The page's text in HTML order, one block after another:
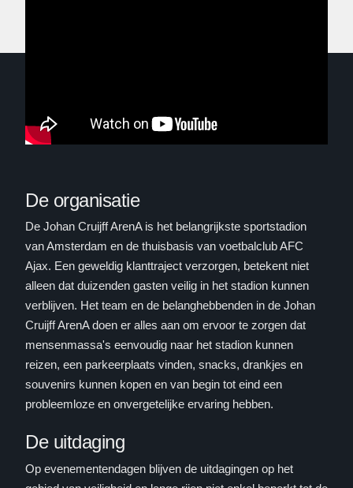
De organisatie
De Johan Cruijff ArenA is het belangrijkste sportstadion
van Amsterdam en de thuisbasis van voetbalclub AFC
Ajax. Een geweldig klanttraject verzorgen, betekent niet
alleen dat duizenden gasten veilig in het stadion kunnen
verblijven. Het team en de belanghebbenden in de Johan
Cruijff ArenA doen er alles aan om ervoor te zorgen dat
mensenmassa's eenvoudig naar het stadion kunnen
reizen, een parkeerplaats vinden, snacks, drankjes en
souvenirs kunnen kopen en van begin tot eind een
probleemloze en onvergetelijke ervaring hebben.
De uitdaging
Op evenementendagen blijven de uitdagingen op het